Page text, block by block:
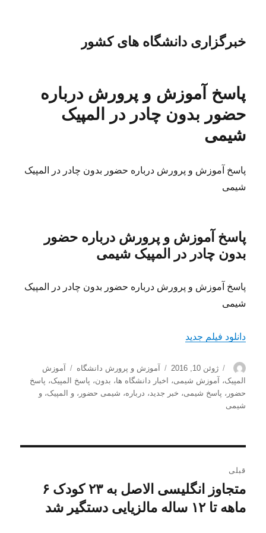
خبرگزاری دانشگاه های کشور
پاسخ آموزش و پرورش درباره
حضور بدون چادر در المپیک
شیمی
پاسخ آموزش و پرورش درباره حضور بدون چادر در المپیک
شیمی
پاسخ آموزش و پرورش درباره حضور
بدون چادر در المپیک شیمی
پاسخ آموزش و پرورش درباره حضور بدون چادر در المپیک
شیمی
دانلود فیلم جدید
نویسنده
ارسال
شده
در
ژوئن 10, 2016 دسته‌ها
آموزش و پرورش دانشگاه برچسب‌ها
آموزش
المپیک، آموزش شیمی، اخبار دانشگاه ها، بدون، پاسخ المپیک، پاسخ
حضور ، پاسخ شیمی، خبر جدید، درباره، شیمی حضور ،و المپیک،و
شیمی
نوشته
قبلی
نوشته
قبلی:
متجاوز انگلیسی الاصل به ۲۳ کودک ۶
ماهه تا ۱۲ ساله مالزیایی دستگیر شد